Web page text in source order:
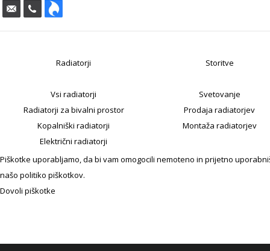
Radiatorji
Vsi radiatorji
Radiatorji za bivalni prostor
Kopalniški radiatorji
Električni radiatorji
Storitve
Svetovanje
Prodaja radiatorjev
Montaža radiatorjev
Piškotke uporabljamo, da bi vam omogocili nemoteno in prijetno
našo politiko piškotkov.
Dovoli piškotke